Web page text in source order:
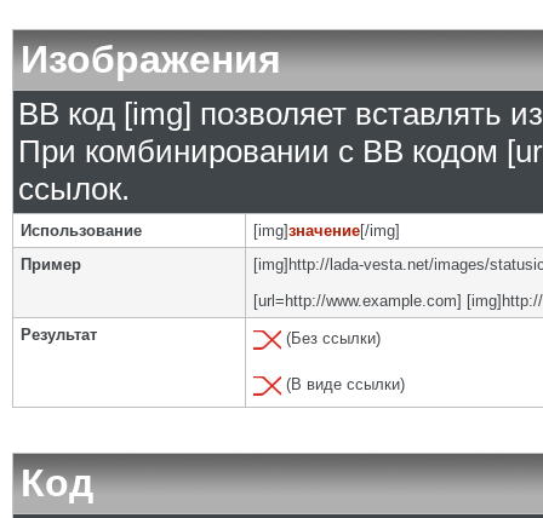
Изображения
BB код [img] позволяет вставлять
При комбинировании с BB кодом
ссылок.
Использование [img]значение[/img]
Пример
[img]http://lada-vesta.net/images/
[url=http://www.example.com]
Результат
(Без ссылки)
(В виде ссылки)
Код